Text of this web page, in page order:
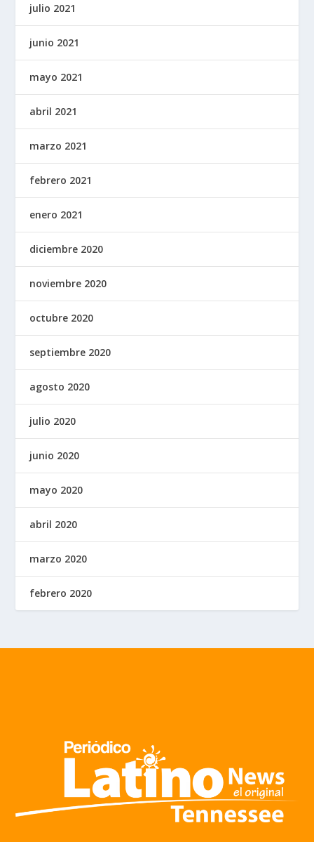
julio 2021
junio 2021
mayo 2021
abril 2021
marzo 2021
febrero 2021
enero 2021
diciembre 2020
noviembre 2020
octubre 2020
septiembre 2020
agosto 2020
julio 2020
junio 2020
mayo 2020
abril 2020
marzo 2020
febrero 2020